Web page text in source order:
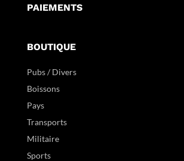
PAIEMENTS
BOUTIQUE
Pubs / Divers
Boissons
Pays
Transports
Militaire
Sports